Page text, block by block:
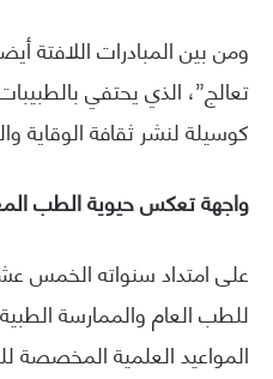
ومن بين المبادرات اللافتة
تعالج”، الذي يحتفي
كوسيلة لنشر ثقافة الوقاية
واجهة تعكس حيوية الطب
على امتداد سنواته الخمس
للطب العام والممارسة
المواعيد العلمية المخصصة